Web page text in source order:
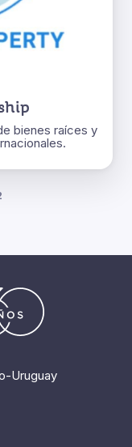
bienes raíces y
Uruguay